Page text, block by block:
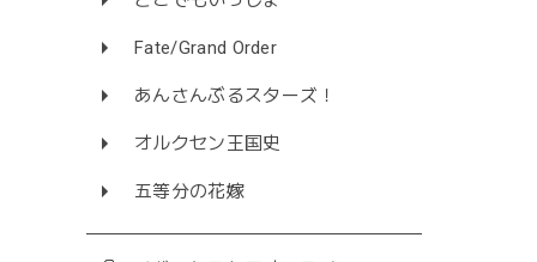
Fate/Grand Order
あんさんぶるスターズ！
オルクセン王国史
五等分の花嫁